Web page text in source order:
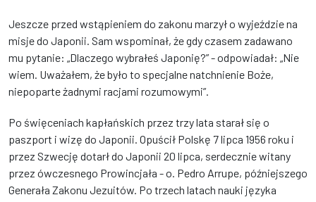
Jeszcze przed wstąpieniem do zakonu marzył o wyjeździe na
misje do Japonii. Sam wspominał, że gdy czasem zadawano
mu pytanie: „Dlaczego wybrałeś Japonię?” - odpowiadał: „Nie
wiem. Uważałem, że było to specjalne natchnienie Boże,
niepoparte żadnymi racjami rozumowymi”.
Po święceniach kapłańskich przez trzy lata starał się o
paszport i wizę do Japonii. Opuścił Polskę 7 lipca 1956 roku i
przez Szwecję dotarł do Japonii 20 lipca, serdecznie witany
przez ówczesnego Prowincjała - o. Pedro Arrupe, późniejszego
Generała Zakonu Jezuitów. Po trzech latach nauki języka